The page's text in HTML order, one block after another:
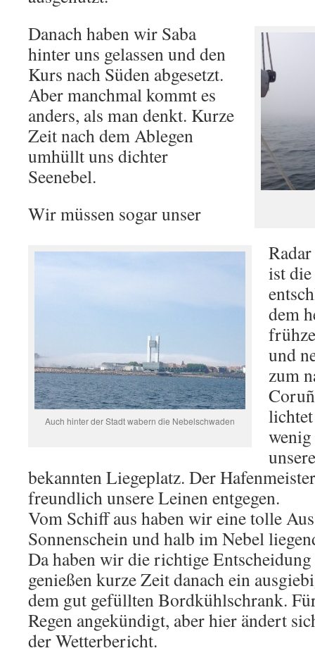
Danach haben wir Saba
hinter uns gelassen und den
Kurs nach Süden abgesetzt.
Aber manchmal kommt es
anders, als man denkt. Kurze
Zeit nach dem Ablegen
umhüllt uns dichter
Seenebel.
Auch hinter der Stadt wabern die Nebelschwaden
Wir müssen sogar unser
ist
dem
und
zum
bekannten Liegeplatz. Der
freundlich unsere Leinen entgegen.
Vom Schiff aus haben wir eine tolle
Sonnenschein und halb im Nebel
Da haben wir die richtige
genießen kurze Zeit danach ein
dem gut gefüllten Bordkühlschrank.
Regen angekündigt, aber hier ändert
der Wetterbericht.